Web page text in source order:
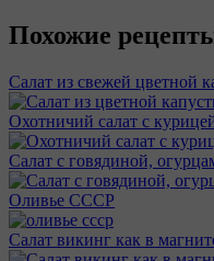
Похожие
Салат из свежей цветной
Охотничий салат с
Салат с говядиной,
Оливье СССР
Салат викинг как в